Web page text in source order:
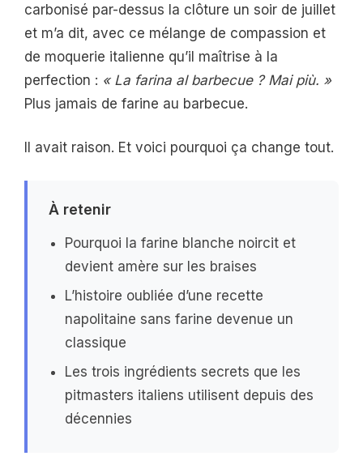
carbonisé par-dessus la clôture un soir de juillet
et m’a dit, avec ce mélange de compassion et
de moquerie italienne qu’il maîtrise à la
perfection : « La farina al barbecue ? Mai più. »
Plus jamais de farine au barbecue.
Il avait raison. Et voici pourquoi ça change tout.
À retenir
Pourquoi la farine blanche noircit et
devient amère sur les braises
L’histoire oubliée d’une recette
napolitaine sans farine devenue un
classique
Les trois ingrédients secrets que les
pitmasters italiens utilisent depuis des
décennies